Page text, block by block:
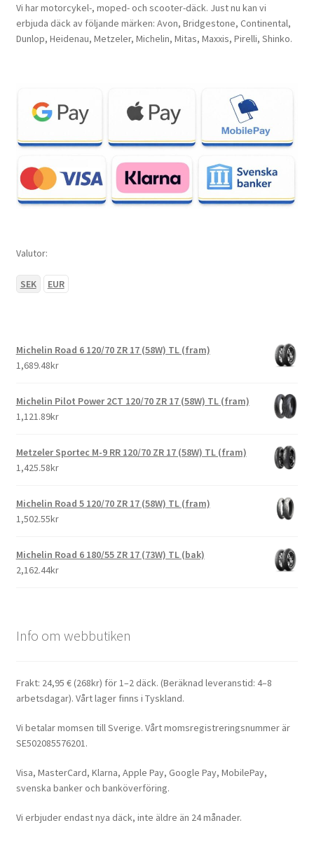
Vi har motorcykel-, moped- och scooter-däck. Just nu kan vi
erbjuda däck av följande märken: Avon, Bridgestone, Continental,
Dunlop, Heidenau, Metzeler, Michelin, Mitas, Maxxis, Pirelli, Shinko.
Valutor:
SEK EUR
Michelin Road 6 120/70 ZR 17 (58W) TL (fram)
1,689.48kr
Michelin Pilot Power 2CT 120/70 ZR 17 (58W) TL (fram)
1,121.89kr
Metzeler Sportec M-9 RR 120/70 ZR 17 (58W) TL (fram)
1,425.58kr
Michelin Road 5 120/70 ZR 17 (58W) TL (fram)
1,502.55kr
Michelin Road 6 180/55 ZR 17 (73W) TL (bak)
2,162.44kr
Info om webbutiken
Frakt: 24,95 € (268kr) för 1–2 däck. (Beräknad leveranstid: 4–8
arbetsdagar). Vårt lager finns i Tyskland.
Vi betalar momsen till Sverige. Vårt momsregistreringsnummer är
SE502085576201.
Visa, MasterCard, Klarna, Apple Pay, Google Pay, MobilePay,
svenska banker och banköverföring.
Vi erbjuder endast nya däck, inte äldre än 24 månader.